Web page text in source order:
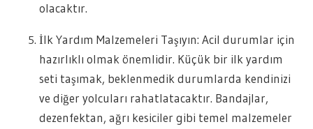
olacaktır.
İlk Yardım Malzemeleri Taşıyın: Acil durumlar için
hazırlıklı olmak önemlidir. Küçük bir ilk yardım
seti taşımak, beklenmedik durumlarda kendinizi
ve diğer yolcuları rahatlatacaktır. Bandajlar,
dezenfektan, ağrı kesiciler gibi temel malzemeler